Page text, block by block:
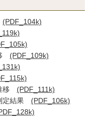
(PDF_104k)
(PDF_109k)
移 (PDF_111k)
定結果 (PDF_106k)